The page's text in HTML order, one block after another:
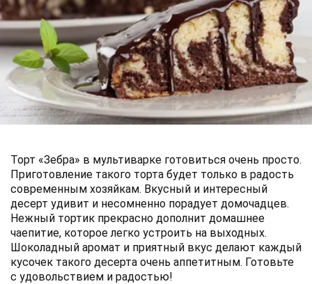
Торт «Зебра» в мультиварке готовиться очень просто.
Приготовление такого торта будет только в радость
современным хозяйкам. Вкусный и интересный
десерт удивит и несомненно порадует домочадцев.
Нежный тортик прекрасно дополнит домашнее
чаепитие, которое легко устроить на выходных.
Шоколадный аромат и приятный вкус делают каждый
кусочек такого десерта очень аппетитным. Готовьте
с удовольствием и радостью!